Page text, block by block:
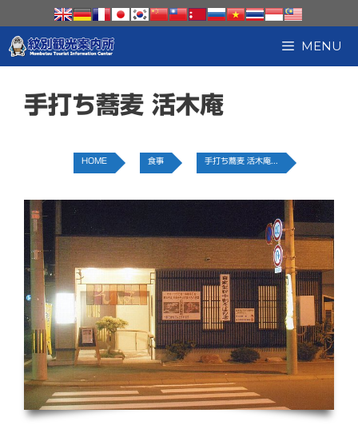
ン
テ
ン
MENU
手打ち蕎麦 活木庵
HOME 食事 手打ち蕎麦 活木庵...